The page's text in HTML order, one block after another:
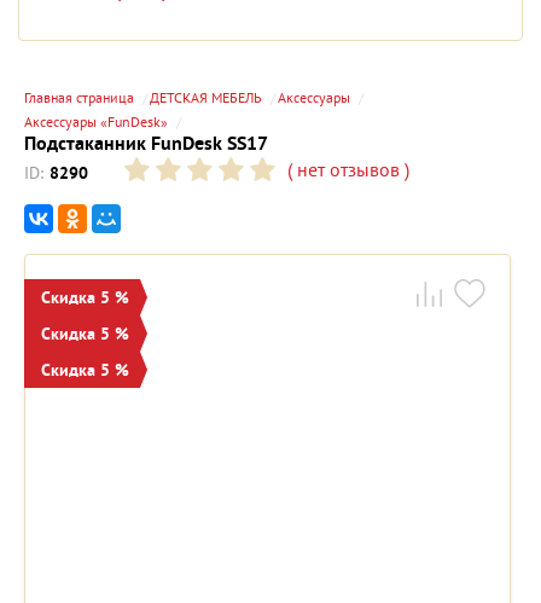
Главная страница ДЕТСКАЯ МЕБЕЛЬ
Аксессуары
Аксессуары «FunDesk»
Подстаканник FunDesk SS17
ID: 8290 (нет отзывов )
Скидка 5 %
Скидка 5 %
Скидка 5 %